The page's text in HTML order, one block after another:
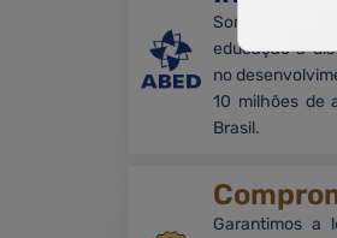
Somos
educação a
no
10 milhões de
Brasil.
Garantimos a